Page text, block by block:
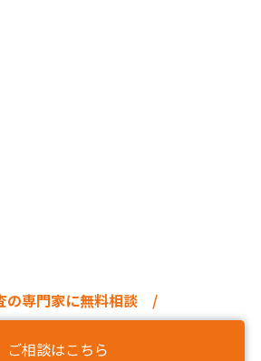
専門家に無料相談 /
ご相談はこちら